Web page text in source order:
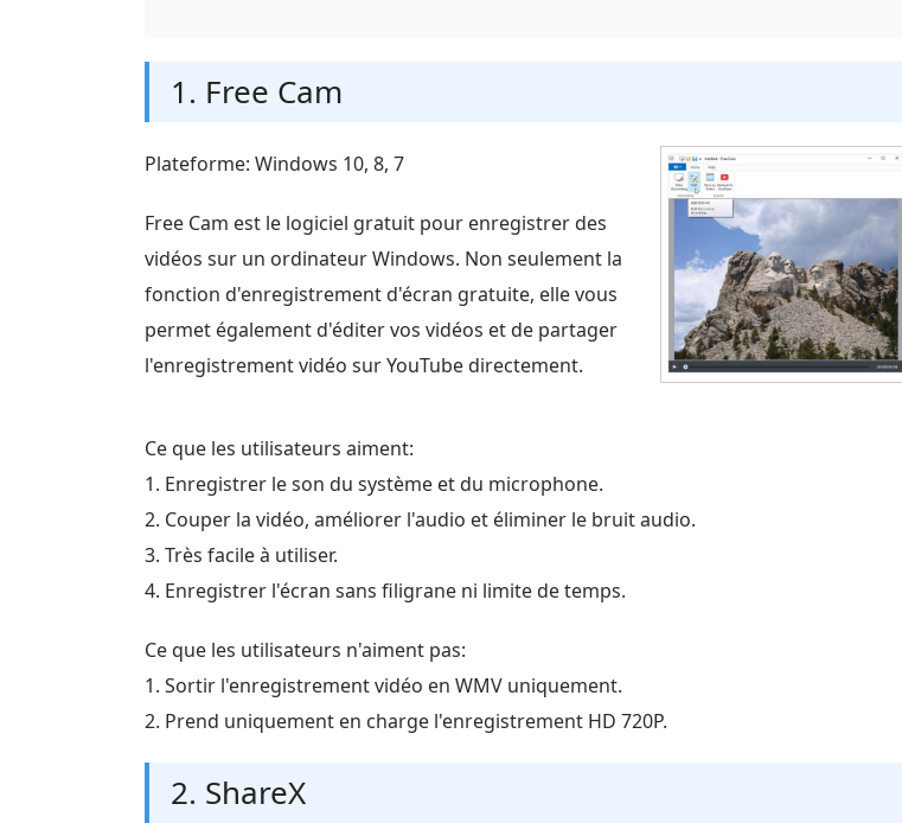
1. Free Cam
Plateforme: Windows 10, 8, 7
Free Cam est le logiciel gratuit pour enregistrer des
vidéos sur un ordinateur Windows. Non seulement la
fonction d'enregistrement d'écran gratuite, elle vous
permet également d'éditer vos vidéos et de partager
l'enregistrement vidéo sur YouTube directement.
Ce que les utilisateurs aiment:
1. Enregistrer le son du système et du microphone.
2. Couper la vidéo, améliorer l'audio et éliminer le bruit audio.
3. Très facile à utiliser.
4. Enregistrer l'écran sans filigrane ni limite de temps.
Ce que les utilisateurs n'aiment pas:
1. Sortir l'enregistrement vidéo en WMV uniquement.
2. Prend uniquement en charge l'enregistrement HD 720P.
2. ShareX